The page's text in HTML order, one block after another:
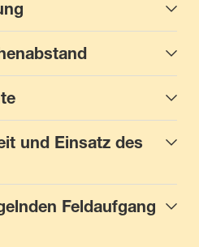
und Einsatz des
Feldaufgang